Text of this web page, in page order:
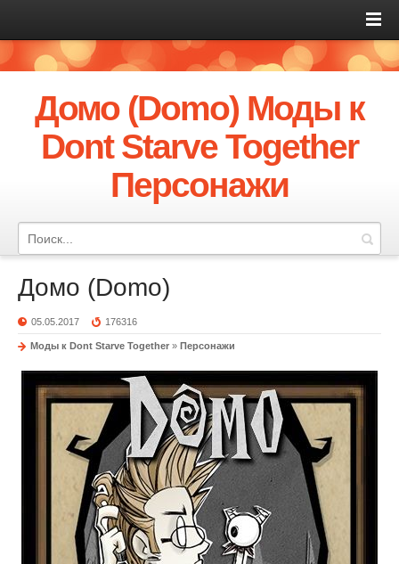
Домо (Domo) Моды к
Dont Starve Together
Персонажи
Домо (Domo)
05.05.2017 176316
Моды к Dont Starve Together » Персонажи